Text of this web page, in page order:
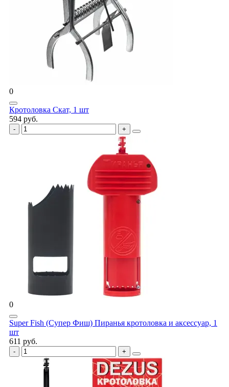
0
Кротоловка Скат, 1 шт
594 руб.
0
Super Fish (Супер Фиш) Пиранья кротоловка и аксессуар, 1
шт
611 руб.